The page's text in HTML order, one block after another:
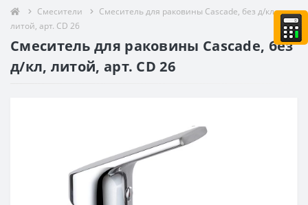
Смесители
Смеситель для раковины Cascade, без д/кл,
литой, арт. CD 26
Смеситель для раковины Cascade, без
д/кл, литой, арт. CD 26